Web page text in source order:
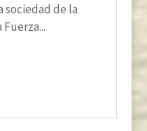
sociedad de la